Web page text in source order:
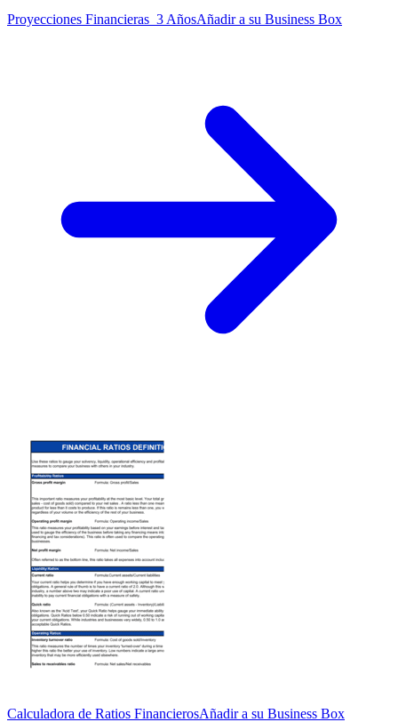
Proyecciones Financieras_3 AñosAñadir a su Business Box
Calculadora de Ratios FinancierosAñadir a su Business Box